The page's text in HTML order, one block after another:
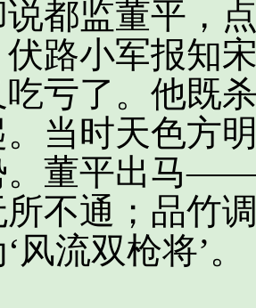
监董平，点
路小军报知
亏了。他既
当时天色方
。董平出马——
不通；品竹
风流双枪将’。